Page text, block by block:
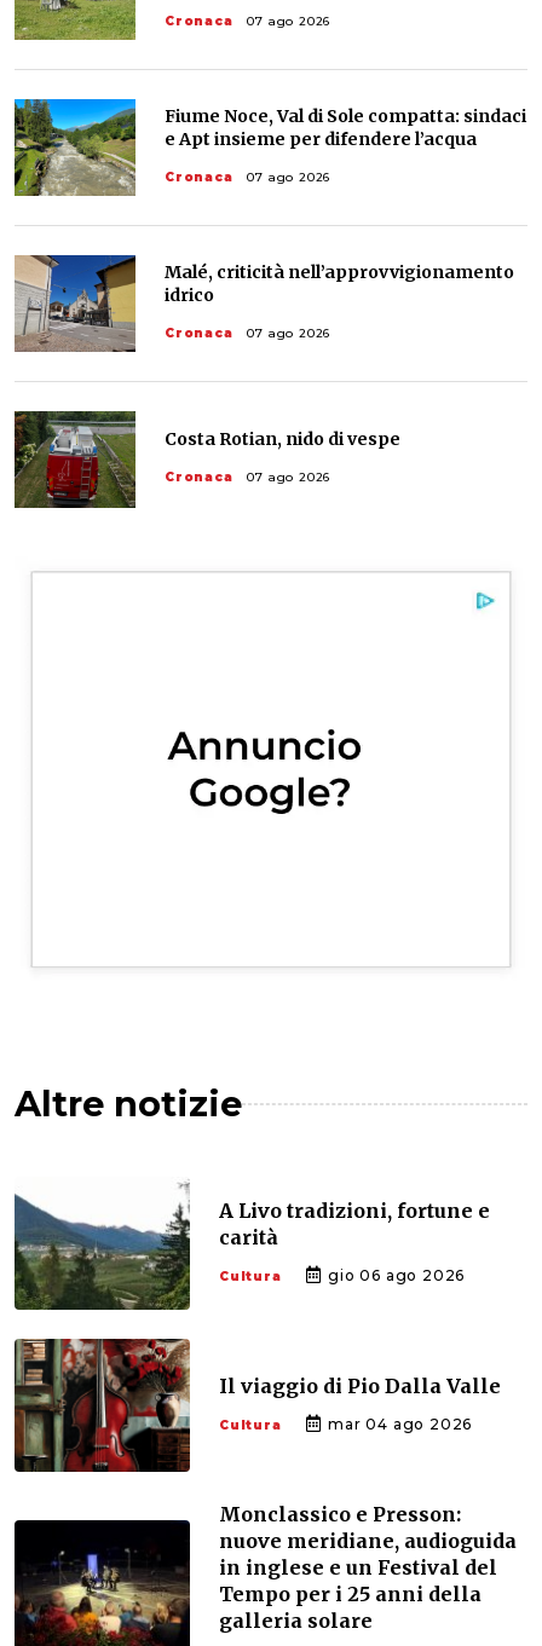
Cronaca 07 ago 2026
Fiume Noce, Val di Sole compatta: sindaci
e Apt insieme per difendere l’acqua
Cronaca 07 ago 2026
Malé, criticità nell’approvvigionamento
idrico
Cronaca 07 ago 2026
Costa Rotian, nido di vespe
Cronaca 07 ago 2026
Altre notizie
A Livo tradizioni, fortune e
carità
Cultura gio 06 ago 2026
Il viaggio di Pio Dalla Valle
Cultura mar 04 ago 2026
Monclassico e Presson:
nuove meridiane, audioguida
in inglese e un Festival del
Tempo per i 25 anni della
galleria solare